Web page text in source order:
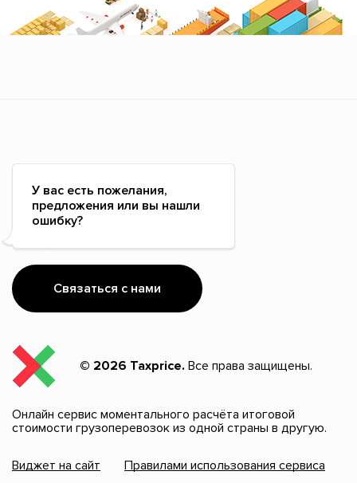
У вас есть пожелания,
предложения или вы нашли
ошибку?
Связаться с нами
© 2026 Taxprice. Все права защищены.
Онлайн сервис моментального расчёта итоговой
стоимости грузоперевозок из одной страны в другую.
Виджет на сайт Правилами использования сервиса